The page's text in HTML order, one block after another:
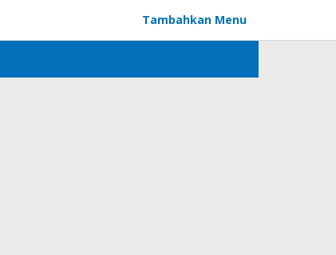
Tambahkan Menu